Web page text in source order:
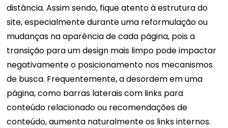
distância. Assim sendo, fique atento à estrutura do
site, especialmente durante uma reformulação ou
mudanças na aparência de cada página, pois a
transição para um design mais limpo pode impactar
negativamente o posicionamento nos mecanismos
de busca. Frequentemente, a desordem em uma
página, como barras laterais com links para
conteúdo relacionado ou recomendações de
conteúdo, aumenta naturalmente os links internos.